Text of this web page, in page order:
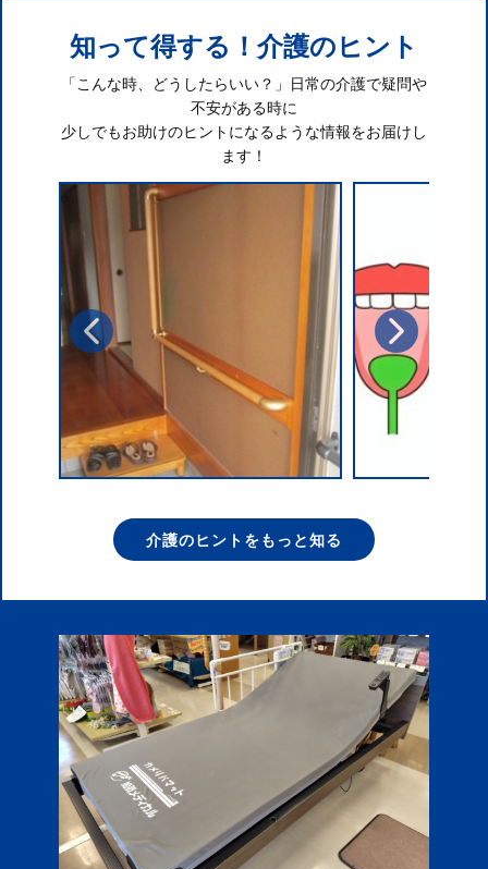
知って得する！介護のヒント
「こんな時、どうしたらいい？」日常の介護で疑問や
不安がある時に
少しでもお助けのヒントになるような情報をお届けし
ます！
介護のヒントをもっと知る